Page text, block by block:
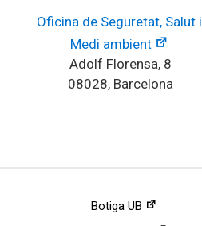
Oficina de Seguretat, Salut i
Medi ambient
Adolf Florensa, 8
08028, Barcelona
Botiga UB